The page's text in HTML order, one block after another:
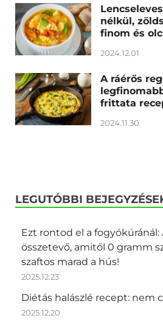
nélkül,
finom és
2024.12.01
A ráérős
frittata
2024.11.30
LEGUTÓBBI
Ezt rontod el a fogyókúránál:
összetevő, amitől 0 gramm
szaftos marad a hús!
2025.12.23
Diétás halászlé recept: nem
2025.12.20